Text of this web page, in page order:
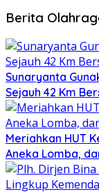
Berita
Sunaryanta
Sejauh 42 Km
Meriahkan HUT
Aneka Lomba,